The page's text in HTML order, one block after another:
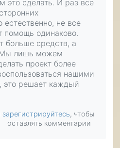
это сделать. И раз все
естественно, не все
помощь одинаково.
больше средств, а
лишь можем
проект более
нашими
это решает каждый
зарегистрируйтесь, чтобы
оставлять комментарии